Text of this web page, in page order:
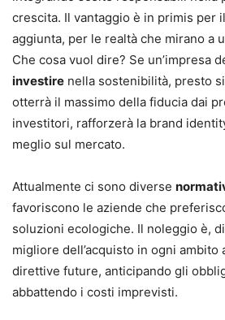
crescita. Il vantaggio è in primis per
aggiunta, per le realtà che mirano a
Che cosa vuol dire? Se un’impresa
investire nella sostenibilità, presto
otterrà il massimo della fiducia dai
investitori, rafforzerà la brand
meglio sul mercato.
Attualmente ci sono diverse
favoriscono le aziende che
soluzioni ecologiche. Il noleggio è,
migliore dell’acquisto in ogni ambito
direttive future, anticipando gli
abbattendo i costi imprevisti.